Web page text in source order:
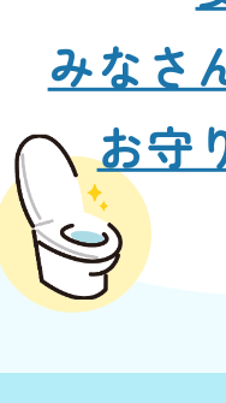
みなさ
お守